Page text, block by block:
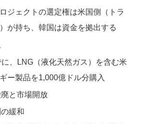
ジェクトの選定権は米国側（トラ
が持ち、韓国は資金を拠出する
、LNG（液化天然ガス）を含む米
ー製品を1,000億ドル分購入
と市場開放
緩和